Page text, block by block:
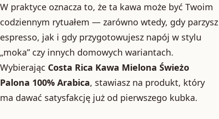
W praktyce oznacza to, że ta kawa może być Twoim
codziennym rytuałem — zarówno wtedy, gdy parzysz
espresso, jak i gdy przygotowujesz napój w stylu
„moka” czy innych domowych wariantach.
Wybierając Costa Rica Kawa Mielona Świeżo
Palona 100% Arabica, stawiasz na produkt, który
ma dawać satysfakcję już od pierwszego kubka.